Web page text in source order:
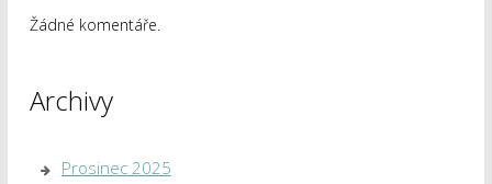
Žádné komentáře.
Archivy
Prosinec 2025